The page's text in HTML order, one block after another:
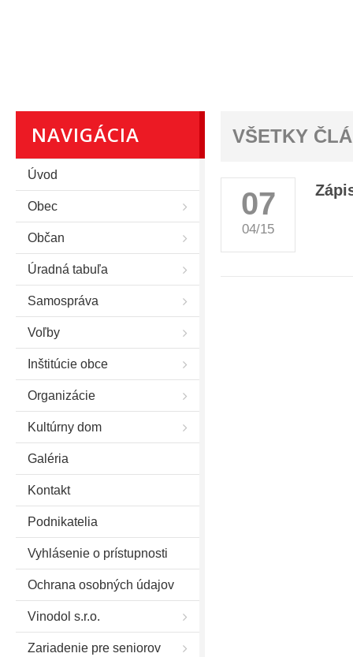
NAVIGÁCIA
Úvod
Obec
Občan
Úradná tabuľa
Samospráva
Voľby
Inštitúcie obce
Organizácie
Kultúrny dom
Galéria
Kontakt
Podnikatelia
Vyhlásenie o prístupnosti
Ochrana osobných údajov
Vinodol s.r.o.
Zariadenie pre seniorov
VŠETKY
07
04/15